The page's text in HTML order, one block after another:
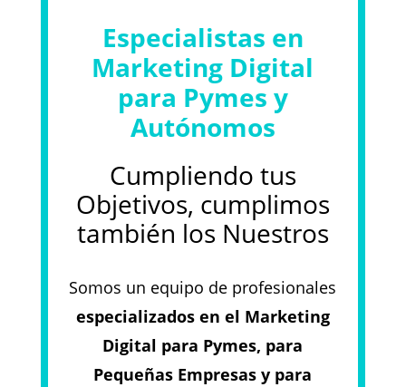
Especialistas en
Marketing Digital
para Pymes y
Autónomos
Cumpliendo tus
Objetivos, cumplimos
también los Nuestros
Somos un equipo de profesionales
especializados en el Marketing
Digital para Pymes, para
Pequeñas Empresas y para